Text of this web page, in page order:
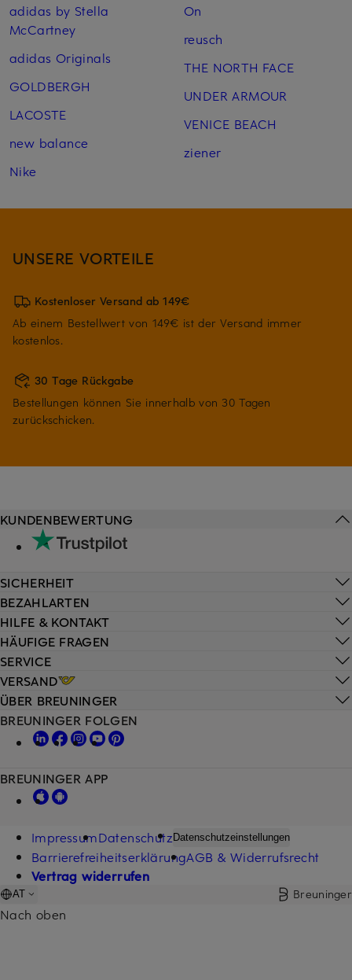
adidas by Stella
McCartney
adidas Originals
GOLDBERGH
LACOSTE
new balance
Nike
On
reusch
THE NORTH FACE
UNDER ARMOUR
VENICE BEACH
ziener
UNSERE VORTEILE
Kostenloser Versand ab 149€
Ab einem Bestellwert von 149€ ist der Versand immer
kostenlos.
30 Tage Rückgabe
Bestellungen können Sie innerhalb von 30 Tagen
zurückschicken.
HILFE & KONTAKT
HÄUFIGE FRAGEN
SERVICE
VERSAND
KUNDENBEWERTUNG
SICHERHEIT
BEZAHLARTEN
ÜBER BREUNINGER
BREUNINGER FOLGEN
BREUNINGER APP
ImpressumDatenschutz Datenschutzeinstellungen
BarrierefreiheitserklärungAGB & Widerrufsrecht
Vertrag widerrufen
AT Breuninger
Nach oben